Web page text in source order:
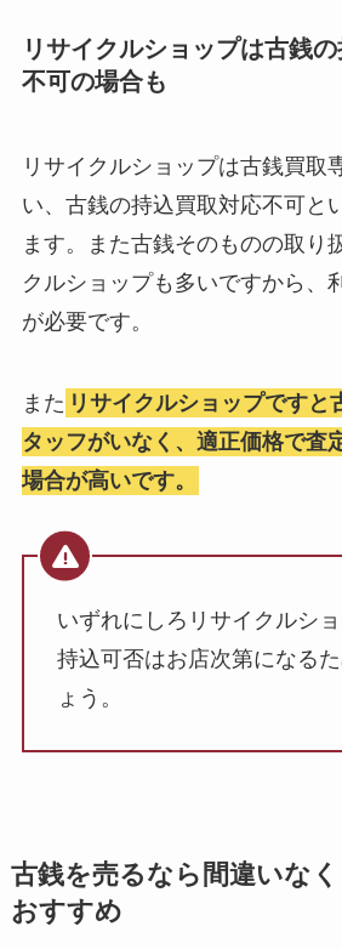
リサイクルショップは古銭
不可の場合も
リサイクルショップは古銭買取
い、古銭の持込買取対応不可と
ます。また古銭そのものの取り
クルショップも多いですから、
が必要です。
また リサイクルショップですと
タッフがいなく、適正価格で査
場合が高いです。
いずれにしろリサイクルシ
持込可否はお店次第になる
ょう。
古銭を売るなら間違いな
おすすめ